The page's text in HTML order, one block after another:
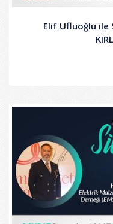
Elif Ufluoğlu ile